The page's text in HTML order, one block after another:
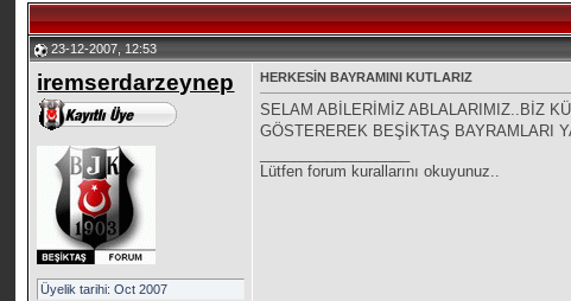
23-12-2007, 12:53
iremserdarzeynep
Üyelik tarihi: Oct 2007
HERKESİN BAYRAMINI KUTLARIZ
SELAM ABİLERİMİZ ABLALARIMIZ..BİZ
GÖSTEREREK BEŞİKTAŞ BAYRAMLARI
Lütfen forum kurallarını okuyunuz..